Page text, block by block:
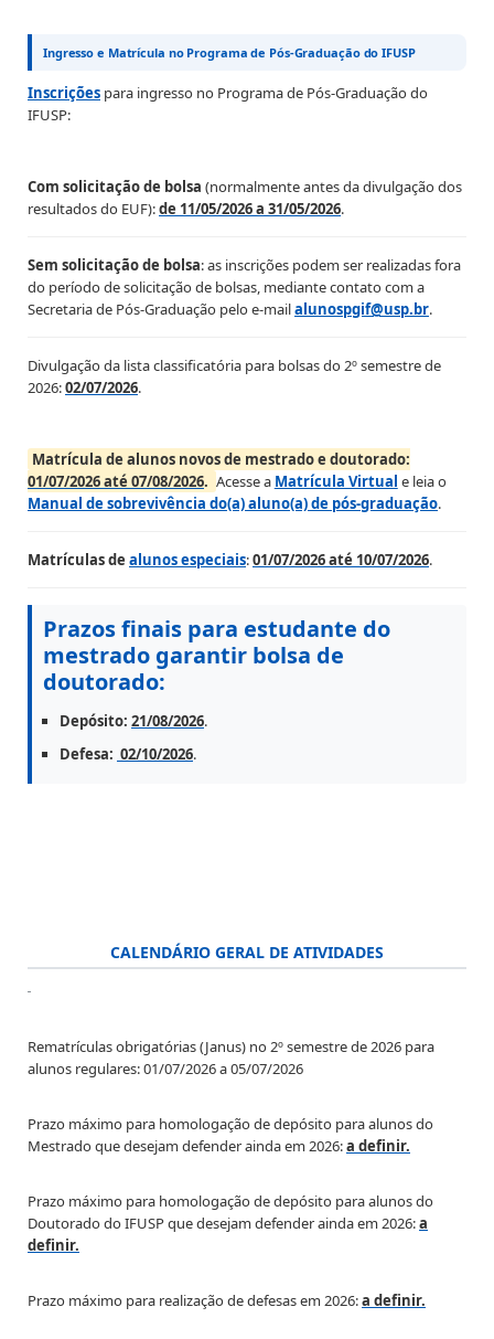
Ingresso e Matrícula no Programa de Pós-Graduação do IFUSP
Inscrições para ingresso no Programa de Pós-Graduação do
IFUSP:
Com solicitação de bolsa (normalmente antes da divulgação dos
resultados do EUF):de 11/05/2026 a 31/05/2026.
Sem solicitação de bolsa: as inscrições podem ser realizadas fora
do período de solicitação de bolsas, mediante contato com a
Secretaria de Pós-Graduação pelo e-mailalunospgif@usp.br.
Divulgação da lista classificatória para bolsas do 2º semestre de
2026:02/07/2026.
Matrícula de alunos novos de mestrado e doutorado:
01/07/2026 até 07/08/2026. Acesse a Matrícula Virtual e leia o
Manual de sobrevivência do(a) aluno(a) de pós-graduação.
Matrículas de alunos especiais:01/07/2026 até 10/07/2026.
Prazos finais para estudante do
mestrado garantir bolsa de
doutorado:
Depósito: 21/08/2026.
Defesa: 02/10/2026.
CALENDÁRIO GERAL DE ATIVIDADES
Rematrículas obrigatórias (Janus) no 2º semestre de 2026 para
alunos regulares: 01/07/2026 a 05/07/2026
Prazo máximo para homologação de depósito para alunos do
Mestrado que desejam defender ainda em 2026:a definir.
Prazo máximo para homologação de depósito para alunos do
Doutorado do IFUSP que desejam defender ainda em 2026:a
definir.
Prazo máximo para realização de defesas em 2026:a definir.